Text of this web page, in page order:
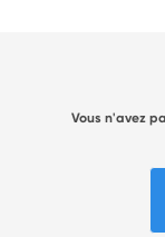
Vous n'avez